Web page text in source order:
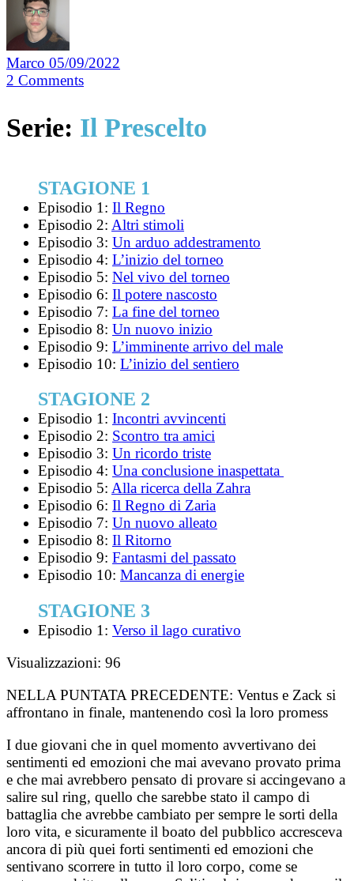
Marco 05/09/2022
2 Comments
Serie: Il Prescelto
STAGIONE 1
Episodio 1: Il Regno
Episodio 2: Altri stimoli
Episodio 3: Un arduo addestramento
Episodio 4: L’inizio del torneo
Episodio 5: Nel vivo del torneo
Episodio 6: Il potere nascosto
Episodio 7: La fine del torneo
Episodio 8: Un nuovo inizio
Episodio 9: L’imminente arrivo del male
Episodio 10: L’inizio del sentiero
STAGIONE 2
Episodio 1: Incontri avvincenti
Episodio 2: Scontro tra amici
Episodio 3: Un ricordo triste
Episodio 4: Una conclusione inaspettata
Episodio 5: Alla ricerca della Zahra
Episodio 6: Il Regno di Zaria
Episodio 7: Un nuovo alleato
Episodio 8: Il Ritorno
Episodio 9: Fantasmi del passato
Episodio 10: Mancanza di energie
STAGIONE 3
Episodio 1: Verso il lago curativo
Visualizzazioni: 96
NELLA PUNTATA PRECEDENTE: Ventus e Zack si
affrontano in finale, mantenendo così la loro promess
I due giovani che in quel momento avvertivano dei
sentimenti ed emozioni che mai avevano provato prima
e che mai avrebbero pensato di provare si accingevano a
salire sul ring, quello che sarebbe stato il campo di
battaglia che avrebbe cambiato per sempre le sorti della
loro vita, e sicuramente il boato del pubblico accresceva
ancora di più quei forti sentimenti ed emozioni che
sentivano scorrere in tutto il loro corpo, come se